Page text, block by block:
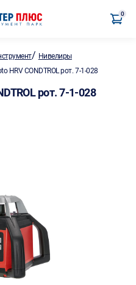
0
/ Нивелиры
HRV CONDTROL рот. 7-1-028
рот. 7-1-028